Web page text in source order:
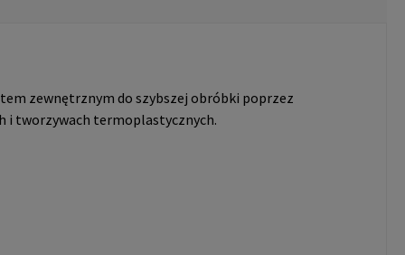
zewnętrznym do szybszej obróbki poprzez
i tworzywach termoplastycznych.